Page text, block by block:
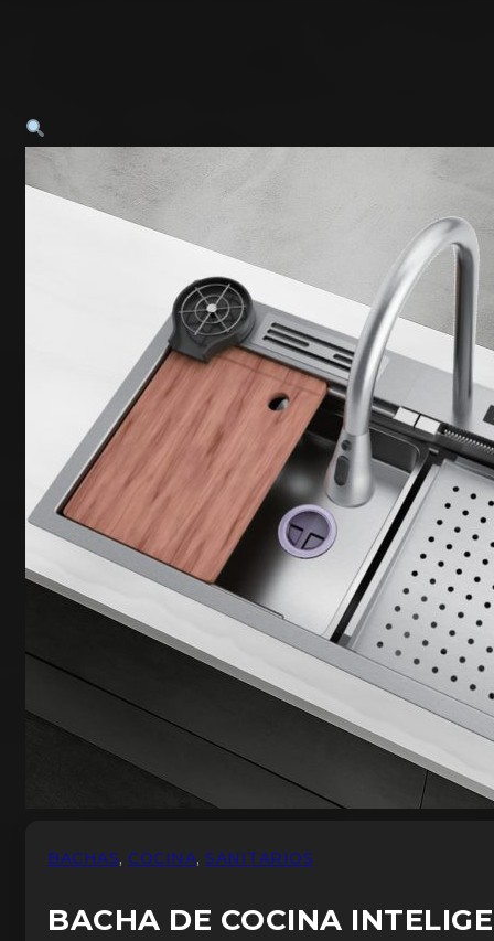
BACHAS, COCINA, SANITARIOS
BACHA DE COCINA